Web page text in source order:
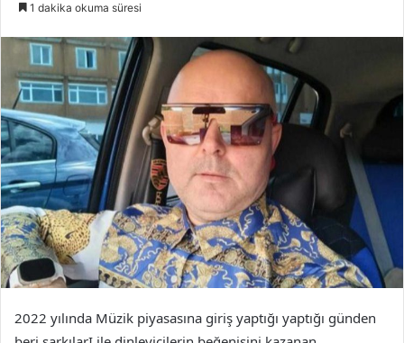
göndermek
1 dakika okuma süresi
2022 yılında Müzik piyasasına giriş yaptığı yaptığı günden